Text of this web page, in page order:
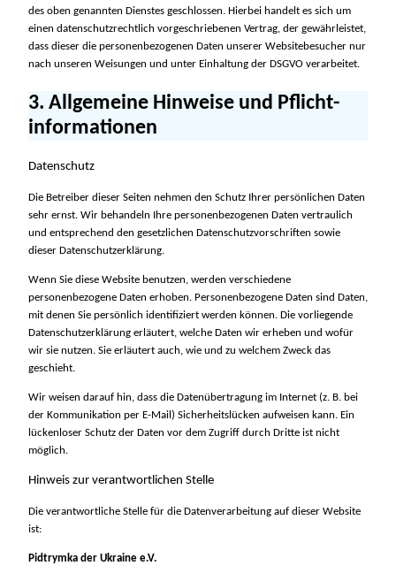
des oben genannten Dienstes geschlossen. Hierbei handelt es sich um
einen datenschutzrechtlich vorgeschriebenen Vertrag, der gewährleistet,
dass dieser die personenbezogenen Daten unserer Websitebesucher nur
nach unseren Weisungen und unter Einhaltung der DSGVO verarbeitet.
3. Allgemeine Hinweise und Pflicht­
informationen
Datenschutz
Die Betreiber dieser Seiten nehmen den Schutz Ihrer persönlichen Daten
sehr ernst. Wir behandeln Ihre personenbezogenen Daten vertraulich
und entsprechend den gesetzlichen Datenschutzvorschriften sowie
dieser Datenschutzerklärung.
Wenn Sie diese Website benutzen, werden verschiedene
personenbezogene Daten erhoben. Personenbezogene Daten sind Daten,
mit denen Sie persönlich identifiziert werden können. Die vorliegende
Datenschutzerklärung erläutert, welche Daten wir erheben und wofür
wir sie nutzen. Sie erläutert auch, wie und zu welchem Zweck das
geschieht.
Wir weisen darauf hin, dass die Datenübertragung im Internet (z. B. bei
der Kommunikation per E-Mail) Sicherheitslücken aufweisen kann. Ein
lückenloser Schutz der Daten vor dem Zugriff durch Dritte ist nicht
möglich.
Hinweis zur verantwortlichen Stelle
Die verantwortliche Stelle für die Datenverarbeitung auf dieser Website
ist:
Pidtrymka der Ukraine e.V.